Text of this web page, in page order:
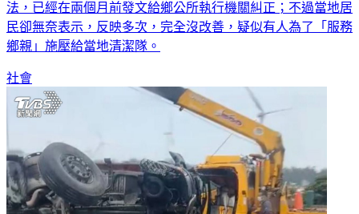
法，已經在兩個月前發文給鄉公所執行機關糾正；不過當地居
民卻無奈表示，反映多次，完全沒改善，疑似有人為了「服務
鄉親」施壓給當地清潔隊。
社會